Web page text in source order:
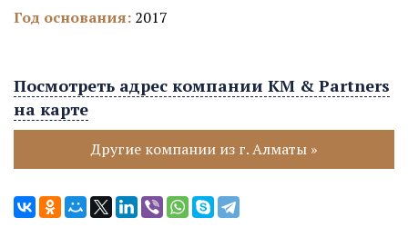
Год основания: 2017
Посмотреть адрес компании KM & Partners
на карте
Другие компании из г. Алматы »